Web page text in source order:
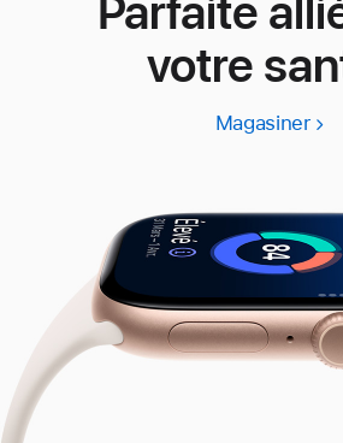
Parfaite
votre
Magasiner
11